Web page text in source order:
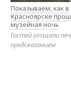
Показываем, как в
Красноярске
музейная ночь
Гостей угощали
предсказанием